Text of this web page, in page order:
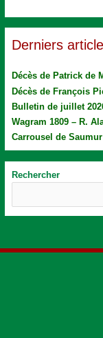
Derniers
Décès de Patrick de
Décès de François
Bulletin de juillet
Wagram 1809 – R.
Carrousel de Saumur
Rechercher